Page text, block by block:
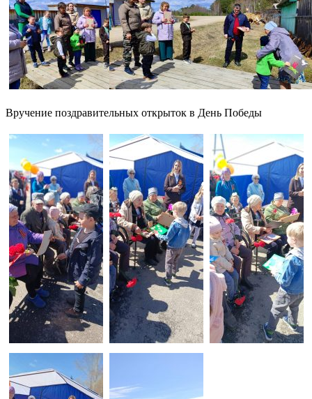
Вручение поздравительных открыток в День Победы